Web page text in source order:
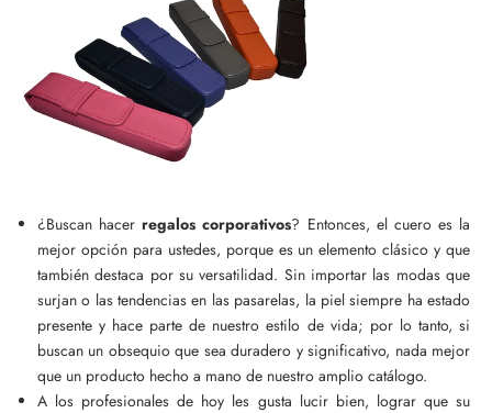
¿Buscan hacerregalos corporativos? Entonces, el cuero es la
mejor opción para ustedes, porque es un elemento clásico y que
también destaca por su versatilidad. Sin importar las modas que
surjan o las tendencias en las pasarelas, la piel siempre ha estado
presente y hace parte de nuestro estilo de vida; por lo tanto, si
buscan un obsequio que sea duradero y significativo, nada mejor
que un producto hecho a mano de nuestro amplio catálogo.
A los profesionales de hoy les gusta lucir bien, lograr que su